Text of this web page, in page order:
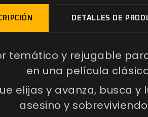
DETALLES DE
temático y rejugable
en una película
elijas y avanza, busca
asesino y